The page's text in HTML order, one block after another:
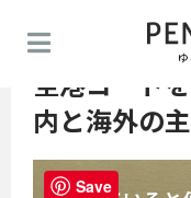
空港コード
内と海外の
Save